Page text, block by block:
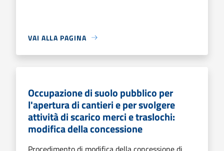
VAI ALLA PAGINA
Occupazione di suolo pubblico per
l'apertura di cantieri e per svolgere
attività di scarico merci e traslochi:
modifica della concessione